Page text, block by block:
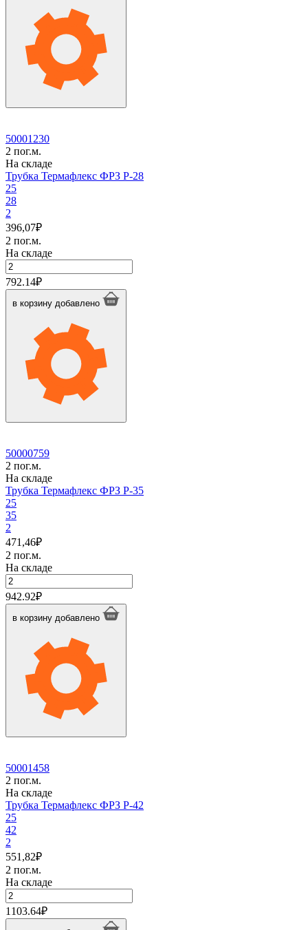
50001230
2 пог.м.
На складе
Трубка Термафлекс ФРЗ P-28
25
28
2
396,07₽
2 пог.м.
На складе
Количество
товара
Трубка
Термафлекс
792.14₽
в корзину добавлено
50000759
2 пог.м.
На складе
Трубка Термафлекс ФРЗ P-35
25
35
2
471,46₽
2 пог.м.
На складе
Количество
товара
Трубка
Термафлекс
942.92₽
в корзину добавлено
50001458
2 пог.м.
На складе
Трубка Термафлекс ФРЗ P-42
25
42
2
551,82₽
2 пог.м.
На складе
Количество
товара
Трубка
1103.64₽